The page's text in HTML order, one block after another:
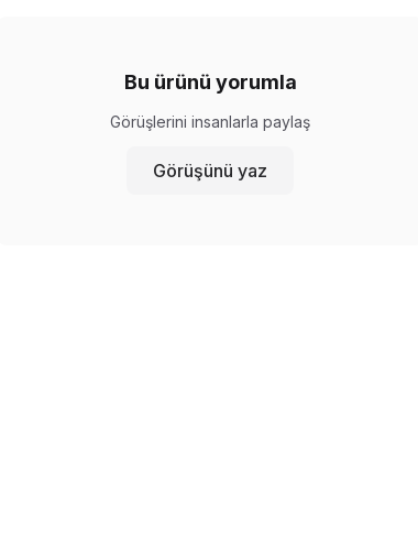
Bu ürünü yorumla
Görüşlerini insanlarla paylaş
Görüşünü yaz